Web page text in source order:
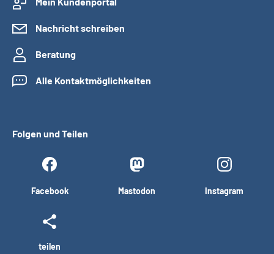
Nachricht schreiben
Beratung
Alle Kontaktmöglichkeiten
Folgen und Teilen
Facebook Mastodon Instagram
teilen